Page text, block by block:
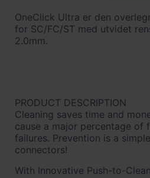
OneClick Ultra er den
for SC/FC/ST med utvidet
2.0mm.
PRODUCT DESCRIPTION
Cleaning saves time and
cause a major percentage of
failures. Prevention is a
connectors!
With Innovative Push-to-